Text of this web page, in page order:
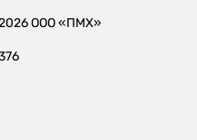
ООО «ПМХ»